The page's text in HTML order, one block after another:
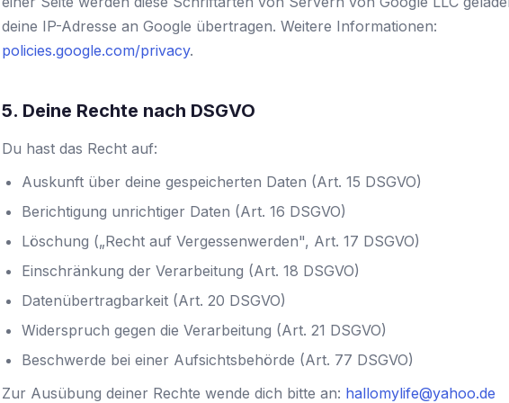
deine IP-Adresse an Google übertragen. Weitere Informationen:
policies.google.com/privacy.
5. Deine Rechte nach DSGVO
Du hast das Recht auf:
Auskunft über deine gespeicherten Daten (Art. 15 DSGVO)
Berichtigung unrichtiger Daten (Art. 16 DSGVO)
Löschung („Recht auf Vergessenwerden", Art. 17 DSGVO)
Einschränkung der Verarbeitung (Art. 18 DSGVO)
Datenübertragbarkeit (Art. 20 DSGVO)
Widerspruch gegen die Verarbeitung (Art. 21 DSGVO)
Beschwerde bei einer Aufsichtsbehörde (Art. 77 DSGVO)
Zur Ausübung deiner Rechte wende dich bitte an: hallomylife@yahoo.de